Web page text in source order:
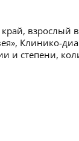
взрослый
Клинико-
степени,